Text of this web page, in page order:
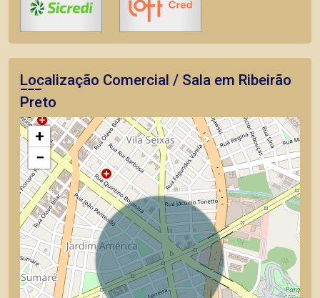
Localização Comercial / Sala em Ribeirão
Preto
+
−